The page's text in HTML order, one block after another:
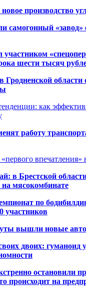
производство
«завод»
участником
шести тысяч
Гродненской области
как
работу
впечатления»
в Брестской
мясокомбинате
по
участников
вышли новые
двоих: гуманоид
остановили
происходит на